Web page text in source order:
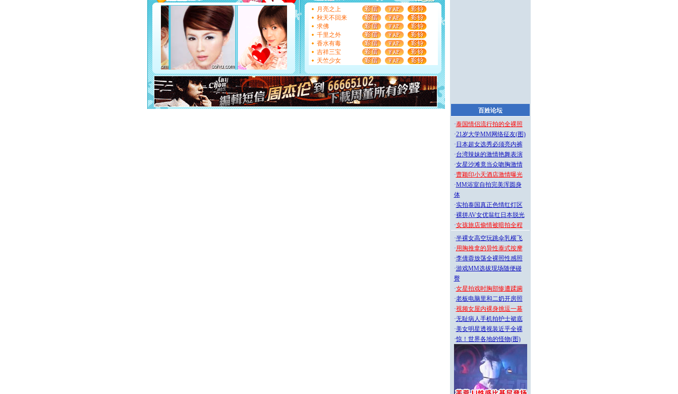
如意,快乐,鲜花,一切美好的祝愿与你同在.圣诞快乐!
[元旦]
看到你我会触电；看不到你我要充电；没有你我会
断电。爱你是我职业，想你是我事业，抱你是我特长，吻
你是我专业！水晶之恋祝你新年快乐
[元旦]
如果上天让我许三个愿望，一是今生今世和你在一
起；二是再生再世和你在一起；三是三生三世和你不再分
离。水晶之恋祝你新年快乐
[元旦] 当我狠下心扭头离去那一刻，你在我身后无助地哭
泣，这痛楚让我明白我多么爱你。我转身抱住你：这猪不
卖了。水晶之恋祝你新年快乐。
[春节]风柔雨润好月圆，半岛铁盒伴身边，每日尽显开心
颜！冬去春来似水如烟，劳碌人生需尽欢！听一曲轻歌，
道一声平安！新年吉祥万事如愿
月亮之上
秋天不回来
求佛
千里之外
香水有毒
吉祥三宝
天竺少女
百姓论坛
·泰国情侣流行拍的全裸照
·21岁大学MM网络征友(图)
· 日本超女选秀必须亮内裤
·台湾辣妹的激情艳舞表演
·女星沙滩竟当众吻胸激情
·曹颖印小天酒店激情曝光
·MM浴室自拍完美浑圆身
体
·实拍泰国真正色情红灯区
·裸拼AV女优翁红日本脱光
·女孩旅店偷情被暗拍全程
·半裸女高空玩跳伞乳横飞
·用胸推拿的异性泰式按摩
·李倩蓉放荡全裸照性感照
·游戏MM选拔现场随便碰
臀
·女星拍戏时胸部惨遭蹂躏
·老板电脑里和二奶开房照
·视频女屋内裸身挑逗一幕
·无耻病人手机拍护士裙底
·美女明星透视装近乎全裸
·惊！世界各地的怪物(图)